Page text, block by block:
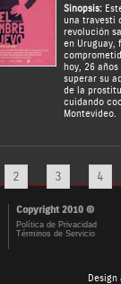
Sinopsis:
una travesti
revolución
en Uruguay,
hoy, 26
superar su
de la
cuidando
Montevideo.
2 3 4
Copyright 2010 ©
Política de Privacidad
Términos de Servicio